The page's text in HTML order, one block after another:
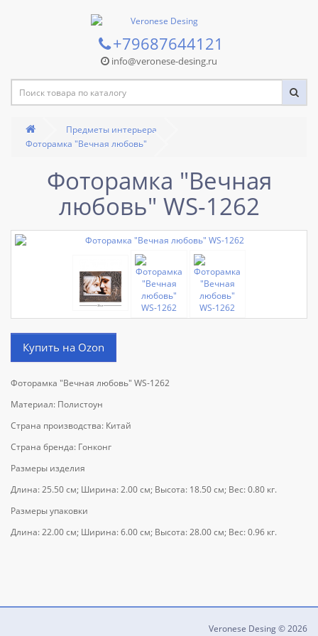
+79687644121
info@veronese-desing.ru
Предметы интерьера
Фоторамка "Вечная любовь"
Фоторамка "Вечная
любовь" WS-1262
Купить на Ozon
Фоторамка "Вечная любовь" WS-1262
Материал: Полистоун
Страна производства: Китай
Страна бренда: Гонконг
Размеры изделия
Длина: 25.50 см; Ширина: 2.00 см; Высота: 18.50 см; Вес: 0.80 кг.
Размеры упаковки
Длина: 22.00 см; Ширина: 6.00 см; Высота: 28.00 см; Вес: 0.96 кг.
Veronese Desing © 2026